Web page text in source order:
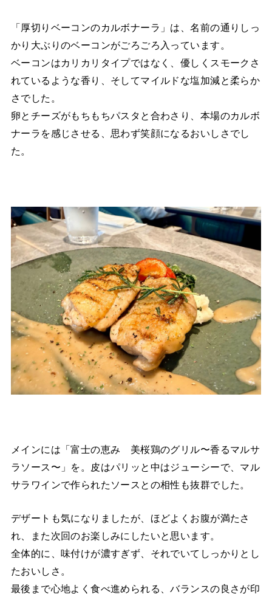
「厚切りベーコンのカルボナーラ」は、名前の通りしっ
かり大ぶりのベーコンがごろごろ入っています。
ベーコンはカリカリタイプではなく、優しくスモークさ
れているような香り、そしてマイルドな塩加減と柔らか
さでした。
卵とチーズがもちもちパスタと合わさり、本場のカルボ
ナーラを感じさせる、思わず笑顔になるおいしさでし
た。
メインには「富士の恵み 美桜鶏のグリル〜香るマルサ
ラソース〜」を。皮はパリッと中はジューシーで、マル
サラワインで作られたソースとの相性も抜群でした。
デザートも気になりましたが、ほどよくお腹が満たさ
れ、また次回のお楽しみにしたいと思います。
全体的に、味付けが濃すぎず、それでいてしっかりとし
たおいしさ。
最後まで心地よく食べ進められる、バランスの良さが印